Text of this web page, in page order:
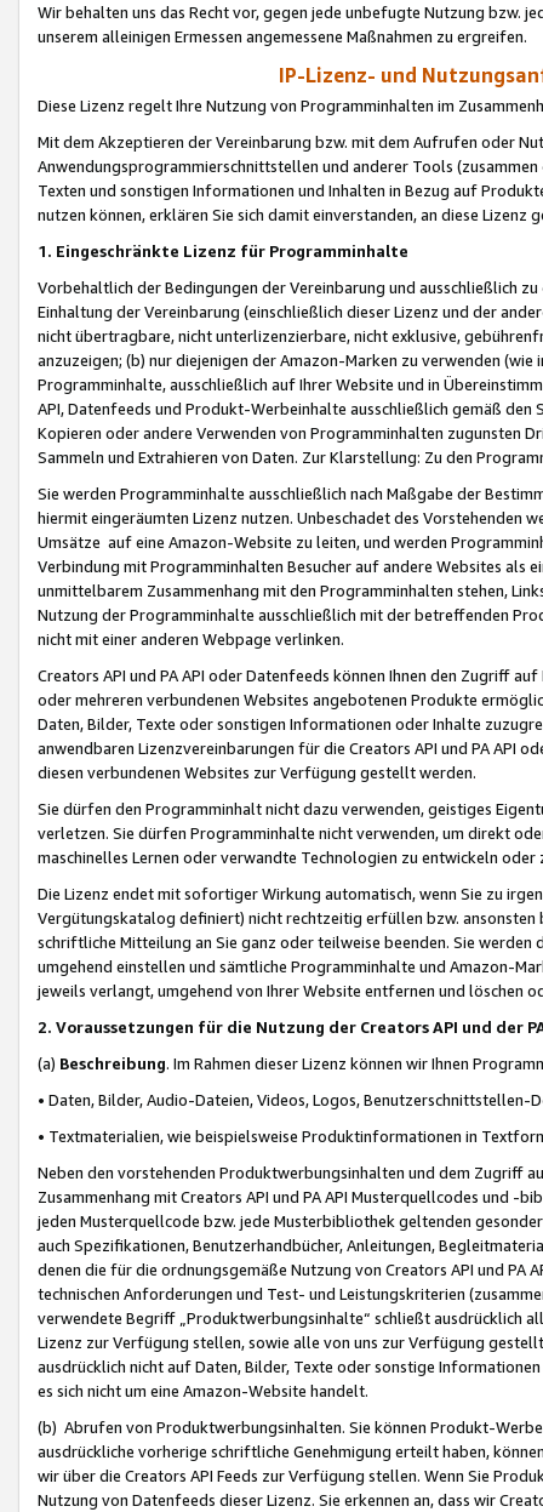
Wir behalten uns das Recht vor, gegen jede unbefugte Nutzung bzw.
unserem alleinigen Ermessen angemessene Maßnahmen zu ergreifen.
IP-Lizenz- und
Diese Lizenz regelt Ihre Nutzung von Programminhalten im
Mit dem Akzeptieren der Vereinbarung bzw. mit dem Aufrufen oder
Anwendungsprogrammierschnittstellen und anderer Tools (zusammen
Texten und sonstigen Informationen und Inhalten in Bezug auf
nutzen können, erklären Sie sich damit einverstanden, an diese Lizenz
1. Eingeschränkte Lizenz für Programminhalte
Vorbehaltlich der Bedingungen der Vereinbarung und ausschließlich
Einhaltung der Vereinbarung (einschließlich dieser Lizenz und der
nicht übertragbare, nicht unterlizenzierbare, nicht exklusive,
anzuzeigen; (b) nur diejenigen der Amazon-Marken zu verwenden
Programminhalte, ausschließlich auf Ihrer Website und in
API, Datenfeeds und Produkt-Werbeinhalte ausschließlich gemäß
Kopieren oder andere Verwenden von Programminhalten zugunsten
Sammeln und Extrahieren von Daten. Zur Klarstellung: Zu den
Sie werden Programminhalte ausschließlich nach Maßgabe der
hiermit eingeräumten Lizenz nutzen. Unbeschadet des Vorstehenden
Umsätze auf eine Amazon-Website zu leiten, und werden
Verbindung mit Programminhalten Besucher auf andere Websites als
unmittelbarem Zusammenhang mit den Programminhalten stehen,
Nutzung der Programminhalte ausschließlich mit der betreffenden
nicht mit einer anderen Webpage verlinken.
Creators API und PA API oder Datenfeeds können Ihnen den Zugriff
oder mehreren verbundenen Websites angebotenen Produkte
Daten, Bilder, Texte oder sonstigen Informationen oder Inhalte
anwendbaren Lizenzvereinbarungen für die Creators API und PA API
diesen verbundenen Websites zur Verfügung gestellt werden.
Sie dürfen den Programminhalt nicht dazu verwenden, geistiges
verletzen. Sie dürfen Programminhalte nicht verwenden, um direkt
maschinelles Lernen oder verwandte Technologien zu entwickeln
Die Lizenz endet mit sofortiger Wirkung automatisch, wenn Sie zu
Vergütungskatalog definiert) nicht rechtzeitig erfüllen bzw. ansonsten
schriftliche Mitteilung an Sie ganz oder teilweise beenden. Sie werden
umgehend einstellen und sämtliche Programminhalte und Amazon-
jeweils verlangt, umgehend von Ihrer Website entfernen und löschen
2. Voraussetzungen für die Nutzung der Creators API und der
(a) Beschreibung. Im Rahmen dieser Lizenz können wir Ihnen
• Daten, Bilder, Audio-Dateien, Videos, Logos, Benutzerschnittstellen-
• Textmaterialien, wie beispielsweise Produktinformationen in
Neben den vorstehenden Produktwerbungsinhalten und dem Zugriff
Zusammenhang mit Creators API und PA API Musterquellcodes und
jeden Musterquellcode bzw. jede Musterbibliothek geltenden
auch Spezifikationen, Benutzerhandbücher, Anleitungen,
denen die für die ordnungsgemäße Nutzung von Creators API und PA
technischen Anforderungen und Test- und Leistungskriterien
verwendete Begriff „Produktwerbungsinhalte“ schließt ausdrücklich
Lizenz zur Verfügung stellen, sowie alle von uns zur Verfügung
ausdrücklich nicht auf Daten, Bilder, Texte oder sonstige
es sich nicht um eine Amazon-Website handelt.
(b) Abrufen von Produktwerbungsinhalten. Sie können Produkt-
ausdrückliche vorherige schriftliche Genehmigung erteilt haben,
wir über die Creators API Feeds zur Verfügung stellen. Wenn Sie
Nutzung von Datenfeeds dieser Lizenz. Sie erkennen an, dass wir